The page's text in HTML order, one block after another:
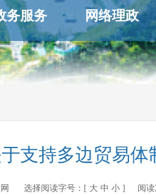
务服务 网络理政
支持多边贸易体
选择阅读字号：[ 大 中 小 ] 阅读